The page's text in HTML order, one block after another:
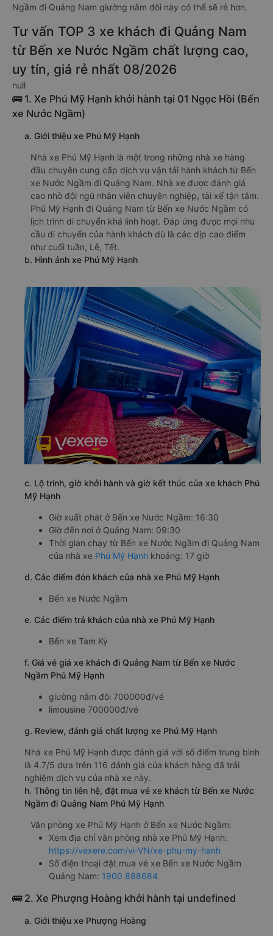
Ngầm đi Quảng Nam giường nằm đôi này có thể sẽ rẻ hơn.
Tư vấn TOP 3 xe khách đi Quảng Nam
từ Bến xe Nước Ngầm chất lượng cao,
uy tín, giá rẻ nhất 08/2026
null
🚌 1. Xe Phú Mỹ Hạnh khởi hành tại 01 Ngọc Hồi (Bến
xe Nước Ngầm)
a. Giới thiệu xe Phú Mỹ Hạnh
Nhà xe Phú Mỹ Hạnh là một trong những nhà xe hàng
đầu chuyên cung cấp dịch vụ vận tải hành khách từ Bến
xe Nước Ngầm đi Quảng Nam. Nhà xe được đánh giá
cao nhờ đội ngũ nhân viên chuyên nghiệp, tài xế tận tâm.
Phú Mỹ Hạnh đi Quảng Nam từ Bến xe Nước Ngầm có
lịch trình di chuyển khá linh hoạt. Đáp ứng được mọi nhu
cầu di chuyển của hành khách dù là các dịp cao điểm
như cuối tuần, Lễ, Tết.
b. Hình ảnh xe Phú Mỹ Hạnh
c. Lộ trình, giờ khởi hành và giờ kết thúc của xe khách Phú
Mỹ Hạnh
Giờ xuất phát ở Bến xe Nước Ngầm: 16:30
Giờ đến nơi ở Quảng Nam: 09:30
Thời gian chạy từ Bến xe Nước Ngầm đi Quảng Nam
của nhà xe Phú Mỹ Hạnh khoảng: 17 giờ
d. Các điểm đón khách của nhà xe Phú Mỹ Hạnh
Bến xe Nước Ngầm
e. Các điểm trả khách của nhà xe Phú Mỹ Hạnh
Bến xe Tam Kỳ
f. Giá vé giá xe khách đi Quảng Nam từ Bến xe Nước
Ngầm Phú Mỹ Hạnh
giường nằm đôi 700000đ/vé
limousine 700000đ/vé
g. Review, đánh giá chất lượng xe Phú Mỹ Hạnh
Nhà xe Phú Mỹ Hạnh được đánh giá với số điểm trung bình
là 4.7/5 dựa trên 116 đánh giá của khách hàng đã trải
nghiệm dịch vụ của nhà xe này.
h. Thông tin liên hệ, đặt mua vé xe khách từ Bến xe Nước
Ngầm đi Quảng Nam Phú Mỹ Hạnh
Văn phòng xe Phú Mỹ Hạnh ở Bến xe Nước Ngầm:
Xem địa chỉ văn phòng nhà xe Phú Mỹ Hạnh:
https://vexere.com/vi-VN/xe-phu-my-hanh
Số điện thoại đặt mua vé xe Bến xe Nước Ngầm
Quảng Nam: 1900 888684
🚌 2. Xe Phượng Hoàng khởi hành tại undefined
a. Giới thiệu xe Phượng Hoàng